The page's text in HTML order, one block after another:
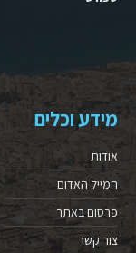
מידע וכלים
אודות
המייל האדום
פרסום באתר
צור קשר